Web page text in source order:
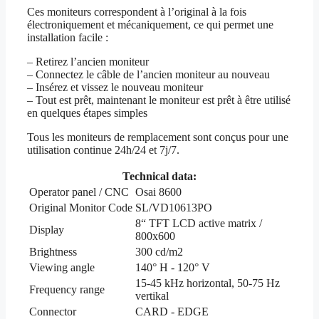
Ces moniteurs correspondent à l’original à la fois
électroniquement et mécaniquement, ce qui permet une
installation facile :
– Retirez l’ancien moniteur
– Connectez le câble de l’ancien moniteur au nouveau
– Insérez et vissez le nouveau moniteur
– Tout est prêt, maintenant le moniteur est prêt à être utilisé
en quelques étapes simples
Tous les moniteurs de remplacement sont conçus pour une
utilisation continue 24h/24 et 7j/7.
Technical data:
Operator panel / CNC Osai 8600
Original Monitor Code SL/VD10613PO
Display
8“ TFT LCD active matrix /
800x600
Brightness
300 cd/m2
Viewing angle
140° H - 120° V
Frequency range
15-45 kHz horizontal, 50-75 Hz
vertikal
Connector
CARD - EDGE